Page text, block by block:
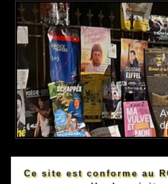
Ce site est conforme au